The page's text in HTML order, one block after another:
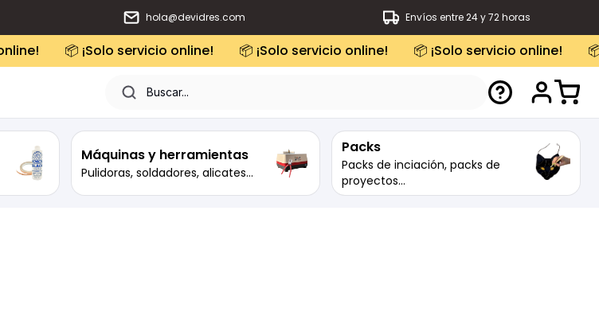
hola@devidres.com Envíos entre 24 y 72 horas
📦 ¡Solo servicio online! 📦 ¡Solo servicio online! 📦 ¡Solo servicio online!
Máquinas y herramientas
Pulidoras, soldadores, alicates...
Packs
Packs de inciación, packs de
proyectos...